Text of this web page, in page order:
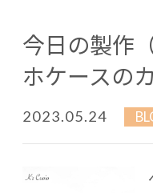
今日の製作
ホケースの
2023.05.24